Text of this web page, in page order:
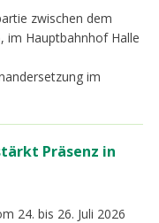
zwischen dem
im Hauptbahnhof Halle
im
Präsenz in
24. bis 26. Juli 2026